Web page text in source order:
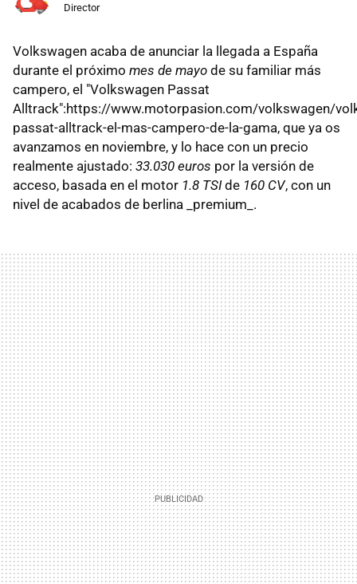
Director
Volkswagen acaba de anunciar la llegada a España
durante el próximo mes de mayo de su familiar más
campero, el "Volkswagen Passat
Alltrack":https://www.motorpasion.com/volkswagen/
passat-alltrack-el-mas-campero-de-la-gama, que ya os
avanzamos en noviembre, y lo hace con un precio
realmente ajustado: 33.030 euros por la versión de
acceso, basada en el motor 1.8 TSIde 160 CV, con un
nivel de acabados de berlina _premium_.